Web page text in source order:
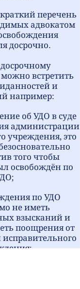
перечень
адвокатом
досрочно.
встретить
и
например:
об УДО в суде
администрации
учреждения, это
того чтобы
освобождён по
по УДО
не иметь
взысканий и
поощрения от